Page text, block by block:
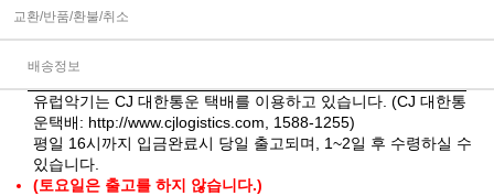
교환/반품/환불/취소
배송정보
유럽악기는 CJ 대한통운 택배를 이용하고 있습니다. (CJ 대한통
운택배: http://www.cjlogistics.com , 1588-1255)
평일 16시까지 입금완료시 당일 출고되며, 1~2일 후 수령하실 수
있습니다.
(토요일은 출고를 하지 않습니다.)